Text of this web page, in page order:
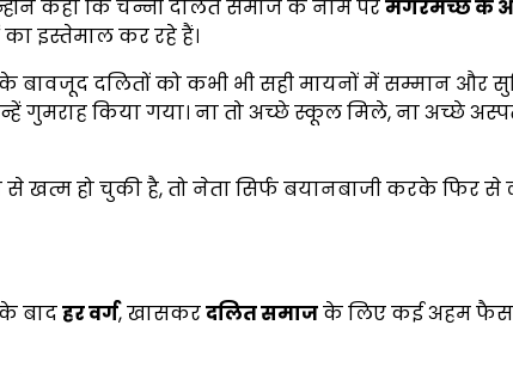
कहा कि चन्नी दलित समाज के नाम परमगरमच्छ के
इस्तेमाल कर रहे हैं।
दलितों को कभी भी सही मायनों में सम्मान और
गुमराह किया गया। ना तो अच्छे स्कूल मिले, ना अच्छे
से खत्म हो चुकी है, तो नेता सिर्फ बयानबाजी करके फिर से
बादहर वर्ग, खासकरदलित समाजके लिए कई अहम